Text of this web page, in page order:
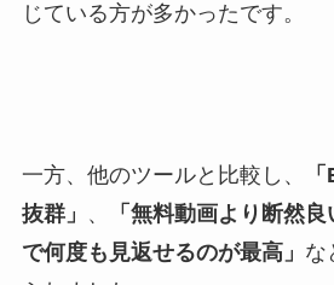
じている方が多かったです。
一方、他のツールと比較し、
抜群」 、 「無料動画より断然良
で何度も見返せるのが最高」 な